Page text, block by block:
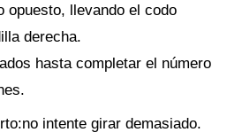
opuesto, llevando el codo
derecha.
hasta completar el número
intente girar demasiado.